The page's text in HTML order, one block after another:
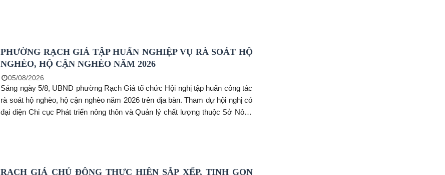
PHƯỜNG RẠCH GIÁ TẬP HUẤN NGHIỆP VỤ RÀ SOÁT HỘ
NGHÈO, HỘ CẬN NGHÈO NĂM 2026
05/08/2026
Sáng ngày 5/8, UBND phường Rạch Giá tổ chức Hội nghị tập huấn công tác
rà soát hộ nghèo, hộ cận nghèo năm 2026 trên địa bàn. Tham dự hội nghị có
đại diện Chi cục Phát triển nông thôn và Quản lý chất lượng thuộc Sở Nông
RẠCH GIÁ CHỦ ĐỘNG THỰC HIỆN SẮP XẾP, TINH GỌN